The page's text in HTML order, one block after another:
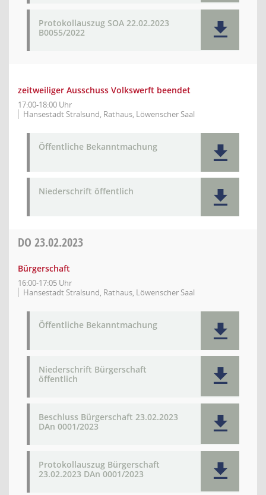
Protokollauszug SOA 22.02.2023
B0055/2022
zeitweiliger Ausschuss Volkswerft beendet
17:00-18:00 Uhr
Hansestadt Stralsund, Rathaus, Löwenscher Saal
Öffentliche Bekanntmachung
Niederschrift öffentlich
DO 23.02.2023
Bürgerschaft
16:00-17:05 Uhr
Hansestadt Stralsund, Rathaus, Löwenscher Saal
Öffentliche Bekanntmachung
Niederschrift Bürgerschaft
öffentlich
Beschluss Bürgerschaft 23.02.2023
DAn 0001/2023
Protokollauszug Bürgerschaft
23.02.2023 DAn 0001/2023